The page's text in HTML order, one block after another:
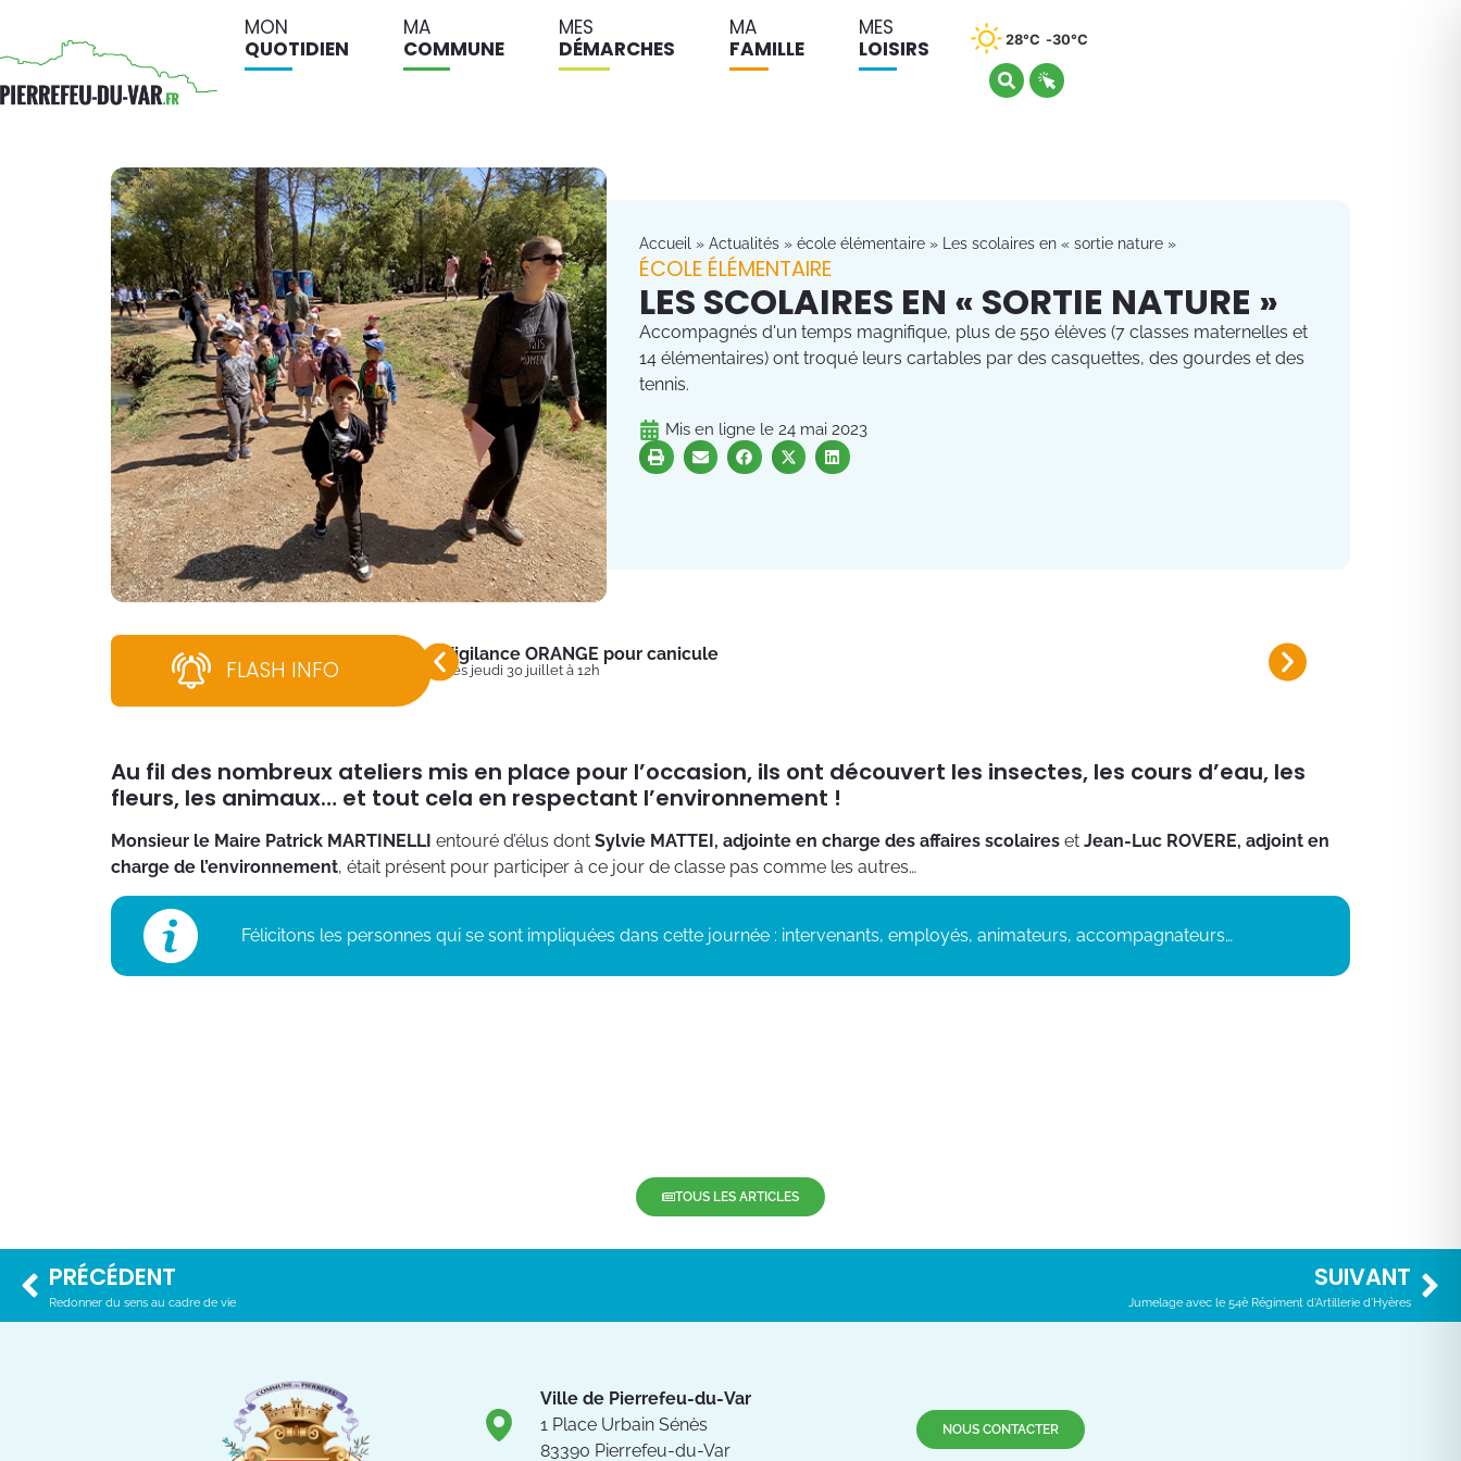
MON
QUOTIDIEN
MA
COMMUNE
MES
DÉMARCHES
MA
FAMILLE
MES
LOISIRS
28°C 30°C
Accueil » Actualités » école élémentaire » Les scolaires en « sortie nature »
ÉCOLE ÉLÉMENTAIRE
LES SCOLAIRES EN « SORTIE NATURE »
Accompagnés d'un temps magnifique, plus de 550 élèves (7 classes maternelles et
14 élémentaires) ont troqué leurs cartables par des casquettes, des gourdes et des
tennis.
Mis en ligne le 24 mai 2023
FLASH INFO
Vigilance ORANGE pour canicule
Dès jeudi 30 juillet à 12h
Plan canicule 2026
Inscrivez-vous sur le registre
Au fil des nombreux ateliers mis en place pour l’occasion, ils ont découvert les insectes, les cours d’eau, les
fleurs, les animaux… et tout cela en respectant l’environnement !
Monsieur le Maire Patrick MARTINELLI entouré d’élus dont Sylvie MATTEI, adjointe en charge des affaires scolaires et Jean-Luc ROVERE, adjoint en
charge de l’environnement, était présent pour participer à ce jour de classe pas comme les autres…
Félicitons les personnes qui se sont impliquées dans cette journée : intervenants, employés, animateurs, accompagnateurs…
TOUS LES ARTICLES
PRÉCÉDENT
Redonner du sens au cadre de vie
SUIVANT
Jumelage avec le 54è Régiment d’Artillerie d’Hyères
Ville de Pierrefeu-du-Var
1 Place Urbain Sénès
83390 Pierrefeu-du-Var
NOUS CONTACTER